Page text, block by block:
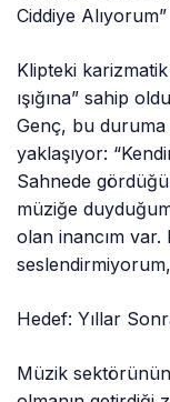
Ciddiye Alıyorum”
Klipteki
ışığına” sahip
Genç, bu duruma
yaklaşıyor:
Sahnede
müziğe
olan inancım var.
Hedef: Yıllar
Müzik sektörünün